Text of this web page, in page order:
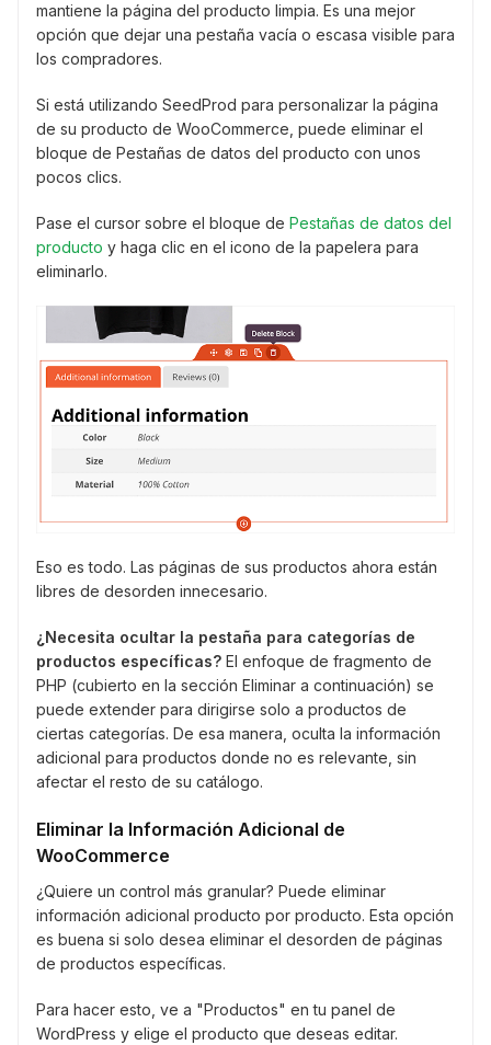
mantiene la página del producto limpia. Es una mejor
opción que dejar una pestaña vacía o escasa visible para
los compradores.
Si está utilizando SeedProd para personalizar la página
de su producto de WooCommerce, puede eliminar el
bloque de Pestañas de datos del producto con unos
pocos clics.
Pase el cursor sobre el bloque de Pestañas de datos del
producto y haga clic en el icono de la papelera para
eliminarlo.
Eso es todo. Las páginas de sus productos ahora están
libres de desorden innecesario.
¿Necesita ocultar la pestaña para categorías de
productos específicas? El enfoque de fragmento de
PHP (cubierto en la sección Eliminar a continuación) se
puede extender para dirigirse solo a productos de
ciertas categorías. De esa manera, oculta la información
adicional para productos donde no es relevante, sin
afectar el resto de su catálogo.
Eliminar la Información Adicional de
WooCommerce
¿Quiere un control más granular? Puede eliminar
información adicional producto por producto. Esta opción
es buena si solo desea eliminar el desorden de páginas
de productos específicas.
Para hacer esto, ve a "Productos" en tu panel de
WordPress y elige el producto que deseas editar.